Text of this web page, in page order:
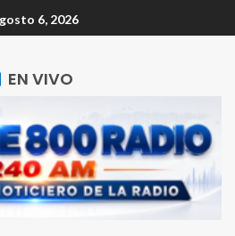
6, 2026
EN VIVO